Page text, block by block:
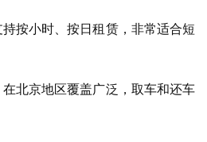
小时、按日租赁，非常适合短
京地区覆盖广泛，取车和还车